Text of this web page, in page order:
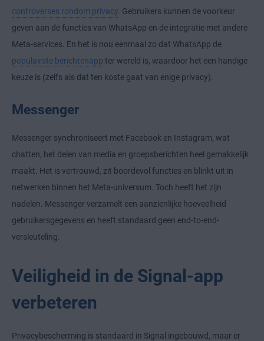
controverses rondom privacy . Gebruikers kunnen de voorkeur
geven aan de functies van WhatsApp en de integratie met andere
Meta-services. En het is nou eenmaal zo dat WhatsApp de
populairste berichtenapp ter wereld is, waardoor het een handige
keuze is (zelfs als dat ten koste gaat van enige privacy).
Messenger
Messenger synchroniseert met Facebook en Instagram, wat
chatten, het delen van media en groepsberichten heel gemakkelijk
maakt. Het is vertrouwd, zit boordevol functies en blinkt uit in
netwerken binnen het Meta-universum. Toch heeft het zijn
nadelen. Messenger verzamelt een aanzienlijke hoeveelheid
gebruikersgegevens en heeft standaard geen end-to-end-
versleuteling.
Veiligheid in de Signal-app
verbeteren
Privacybescherming is standaard in Signal ingebouwd, maar er